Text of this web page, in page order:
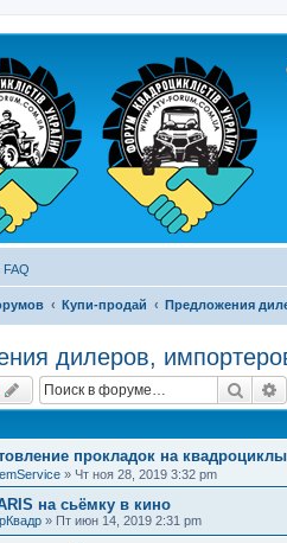
FAQ
Купи-продай Предложения
дилеров,
Поиск
прокладок на
» Чт ноя 28, 2019 3:32 pm
на сьёмку в кино
» Пт июн 14, 2019 2:31 pm